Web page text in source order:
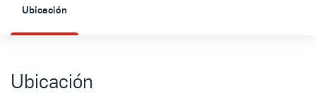
Ubicación
Ubicación